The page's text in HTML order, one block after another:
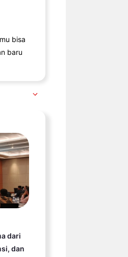
bisa
baru
dari
dan